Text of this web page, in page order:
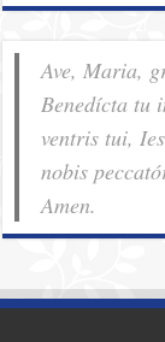
Ave, Maria,
Benedícta tu
ventris tui,
nobis
Amen.